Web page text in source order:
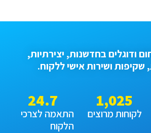
ודוגלים בחדשנות, יצירתיות,
שקיפות ושירות אישי ללקוח.
לקוחות מרוצים
1,025
התאמה לצרכי
הלקוח
24.7